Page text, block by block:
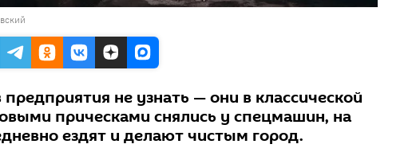
не узнать — они в классической
прическами снялись у спецмашин, на
ездят и делают чистым город.